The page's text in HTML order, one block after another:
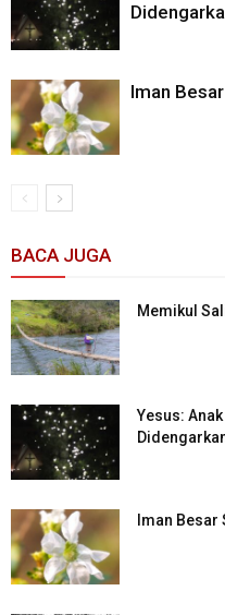
Iman
BACA JUGA
Memikul
Yesus:
Iman